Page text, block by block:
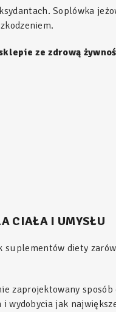
Soplówka
ze zdrową
CIAŁA I UMYSŁU
diety
zaprojektowany sposób
wydobycia jak